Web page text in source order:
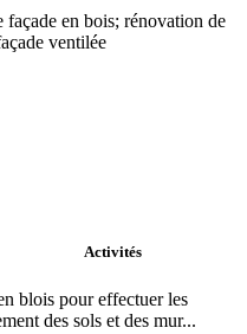
en bois; rénovation de
ventilée
Activités
blois pour effectuer les
des sols et des mur...